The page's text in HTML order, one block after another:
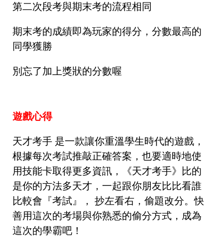
第二次段考與期末考的流程相同
期末考的成績即為玩家的得分，分數最高的
同學獲勝
別忘了加上獎狀的分數喔
遊戲心得
天才考手 是一款讓你重溫學生時代的遊戲，
根據每次考試推敲正確答案，也要適時地使
用技能卡取得更多資訊，《天才考手》比的
是你的方法多天才，一起跟你朋友比比看誰
比較會『考試』， 抄左看右，偷題改分。快
善用這次的考場與你熟悉的偷分方式，成為
這次的學霸吧！